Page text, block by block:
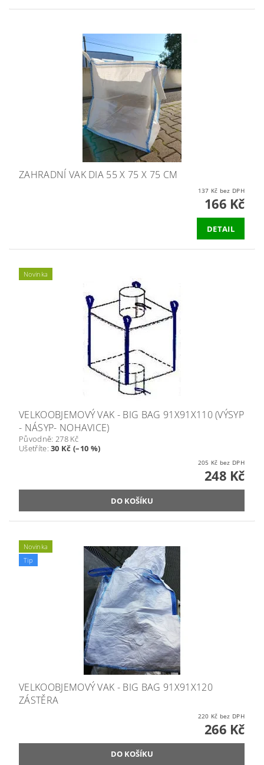
ZAHRADNÍ VAK DIA 55 X 75 X 75 CM
137 Kč bez DPH
166 Kč
DETAIL
Novinka
VELKOOBJEMOVÝ VAK - BIG BAG 91X91X110 (VÝSYP
- NÁSYP- NOHAVICE)
Původně: 278 Kč
Ušetříte:30 Kč (–10 %)
205 Kč bez DPH
248 Kč
Novinka
Tip
VELKOOBJEMOVÝ VAK - BIG BAG 91X91X120
ZÁSTĚRA
220 Kč bez DPH
266 Kč